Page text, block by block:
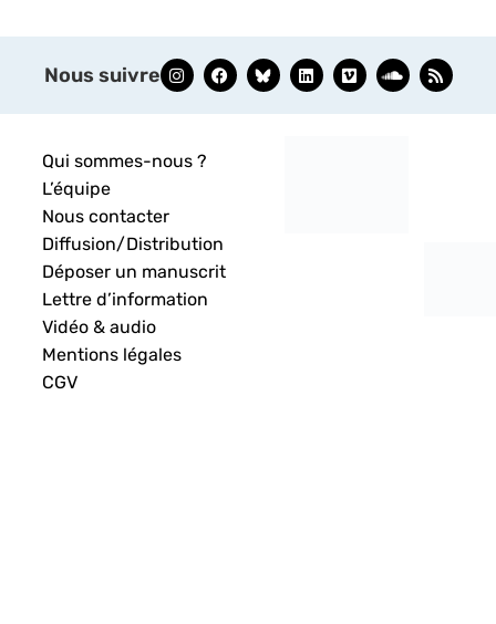
Nous suivre
Qui sommes-nous ?
L’équipe
Nous contacter
Diffusion/Distribution
Déposer un manuscrit
Lettre d’information
Vidéo & audio
Mentions légales
CGV